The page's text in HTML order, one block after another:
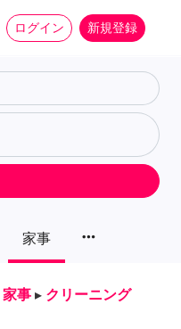
ログイン 新規登録
家事 more_horiz
家事 ▸ クリーニング